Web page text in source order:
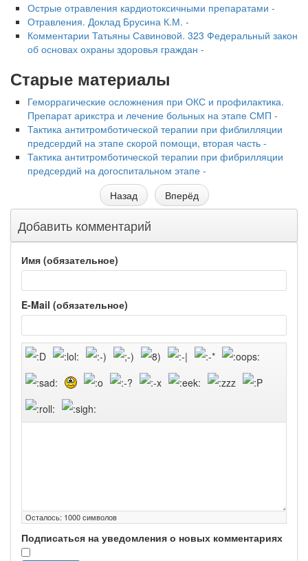
Острые отравления кардиотоксичными препаратами -
Отравления. Доклад Брусина К.М. -
Комментарии Татьяны Савиновой. 323 Федеральный закон
об основах охраны здоровья граждан -
Старые материалы
Геморрагические осложнения при ОКС и профилактика.
Препарат арикстра и лечение больных на этапе СМП -
Тактика антитромботической терапии при фиблилляции
предсердий на этапе скорой помощи, вторая часть -
Тактика антитромботической терапии при фибрилляции
предсердий на догоспитальном этапе -
Назад
Вперёд
Добавить комментарий
Имя (обязательное)
E-Mail (обязательное)
Осталось: 1000символов
Подписаться на уведомления о новых комментариях